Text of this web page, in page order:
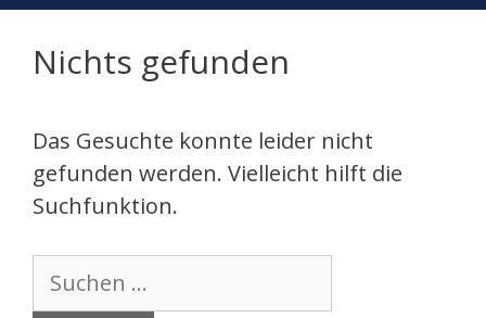
Nichts gefunden
Das Gesuchte konnte leider nicht
gefunden werden. Vielleicht hilft die
Suchfunktion.
Suchen